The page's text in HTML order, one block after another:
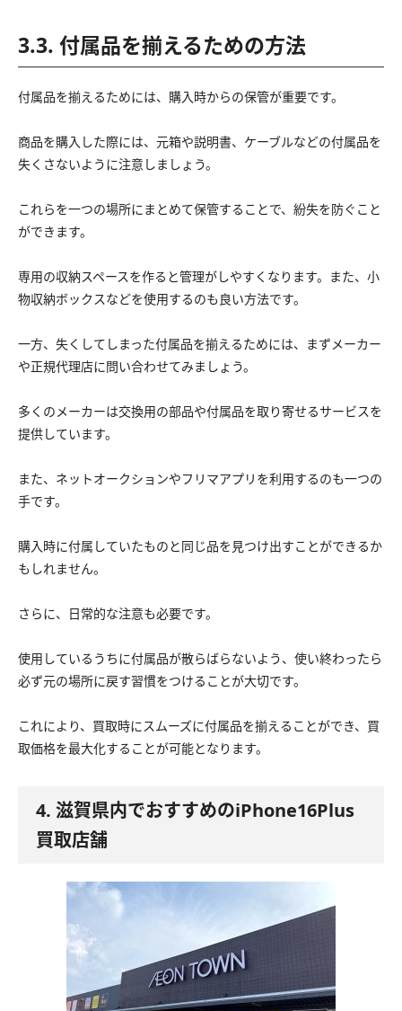
3.3. 付属品を揃えるための方法
付属品を揃えるためには、購入時からの保管が重要です。
商品を購入した際には、元箱や説明書、ケーブルなどの付属品を
失くさないように注意しましょう。
これらを一つの場所にまとめて保管することで、紛失を防ぐこと
ができます。
専用の収納スペースを作ると管理がしやすくなります。また、小
物収納ボックスなどを使用するのも良い方法です。
一方、失くしてしまった付属品を揃えるためには、まずメーカー
や正規代理店に問い合わせてみましょう。
多くのメーカーは交換用の部品や付属品を取り寄せるサービスを
提供しています。
また、ネットオークションやフリマアプリを利用するのも一つの
手です。
購入時に付属していたものと同じ品を見つけ出すことができるか
もしれません。
さらに、日常的な注意も必要です。
使用しているうちに付属品が散らばらないよう、使い終わったら
必ず元の場所に戻す習慣をつけることが大切です。
これにより、買取時にスムーズに付属品を揃えることができ、買
取価格を最大化することが可能となります。
4. 滋賀県内でおすすめのiPhone16Plus
買取店舗